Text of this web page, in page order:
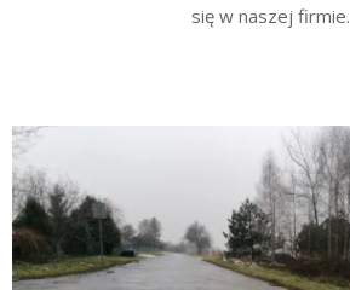
się w naszej firmie.